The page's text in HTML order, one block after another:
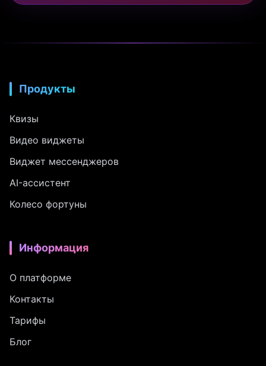
Продукты
Квизы
Видео виджеты
Виджет мессенджеров
AI-ассистент
Колесо фортуны
Информация
О платформе
Контакты
Тарифы
Блог